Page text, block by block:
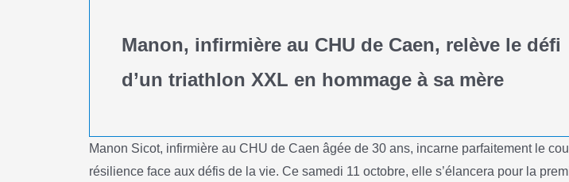
Manon, infirmière au CHU de Caen, relève le défi
d’un triathlon XXL en hommage à sa mère
Manon Sicot, infirmière au CHU de Caen âgée de 30 ans, incarne parfaitement le
résilience face aux défis de la vie. Ce samedi 11 octobre, elle s’élancera pour la